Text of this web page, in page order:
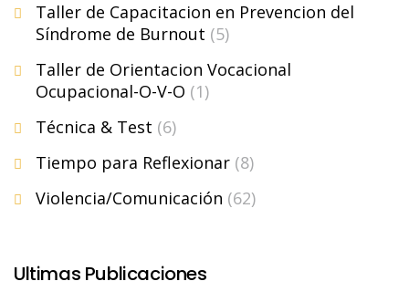
Taller de Capacitacion en Prevencion del
Síndrome de Burnout (5)
Taller de Orientacion Vocacional
Ocupacional-O-V-O (1)
Técnica & Test (6)
Tiempo para Reflexionar (8)
Violencia/Comunicación (62)
Ultimas Publicaciones